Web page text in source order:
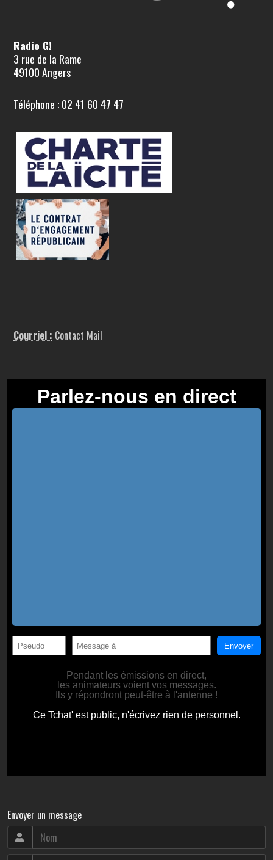
Radio G!
3 rue de la Rame
49100 Angers
Téléphone : 02 41 60 47 47
Courriel : Contact Mail
Envoyer un message